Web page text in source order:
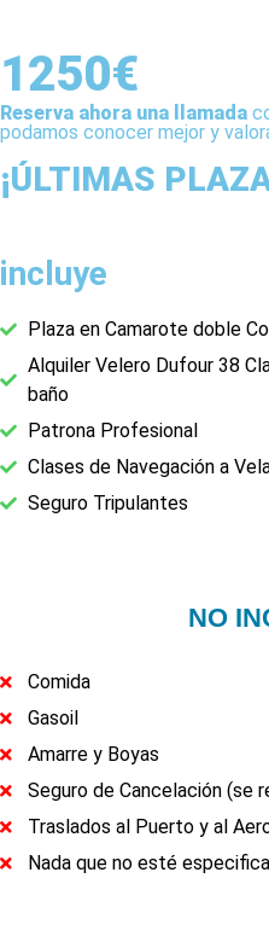
1250€
Reserva ahora una llamada
podamos conocer mejor y
¡ÚLTIMAS
incluye
Plaza en Camarote doble
Alquiler Velero Dufour 38
baño
Patrona Profesional
Clases de Navegación a
Seguro Tripulantes
NO
Comida
Gasoil
Amarre y Boyas
Seguro de Cancelación (se
Traslados al Puerto y al
Nada que no esté